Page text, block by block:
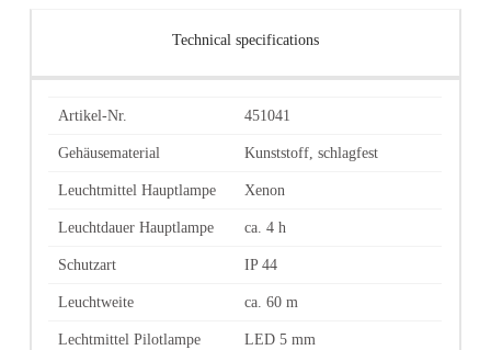
Technical specifications
Artikel-Nr. 451041
Gehäusematerial Kunststoff, schlagfest
Leuchtmittel Hauptlampe Xenon
Leuchtdauer Hauptlampe ca. 4 h
Schutzart IP 44
Leuchtweite ca. 60 m
Lechtmittel Pilotlampe LED 5 mm